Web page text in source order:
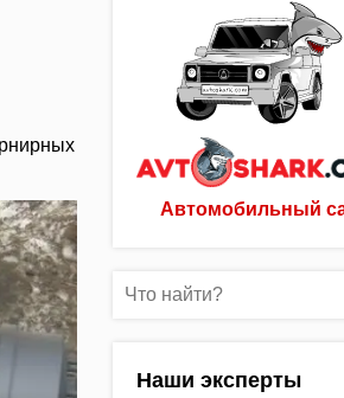
Автомобильный
Наши эксперты